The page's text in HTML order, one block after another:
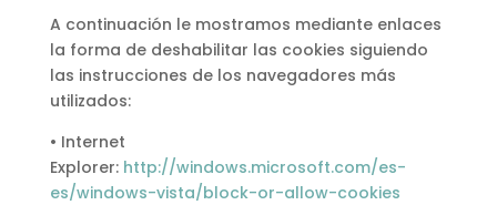
A continuación le mostramos mediante enlaces
la forma de deshabilitar las cookies siguiendo
las instrucciones de los navegadores más
utilizados:
• Internet
Explorer: http://windows.microsoft.com/es-
es/windows-vista/block-or-allow-cookies